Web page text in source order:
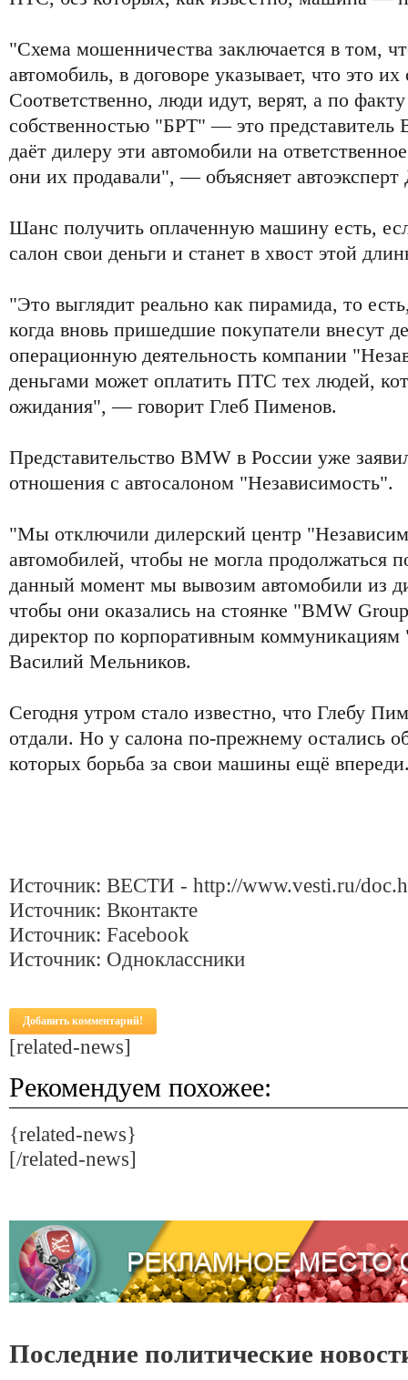
"Схема мошенничества заключается в том,
автомобиль, в договоре указывает, что это их
Соответственно, люди идут, верят, а по
собственностью "БРТ" — это представитель
даёт дилеру эти автомобили на
они их продавали", — объясняет
Шанс получить оплаченную машину есть,
салон свои деньги и станет в хвост этой
"Это выглядит реально как пирамида, то
когда вновь пришедшие покупатели внесут
операционную деятельность компании
деньгами может оплатить ПТС тех людей,
ожидания", — говорит Глеб Пименов.
Представительство BMW в России уже
отношения с автосалоном "Независимость".
"Мы отключили дилерский центр
автомобилей, чтобы не могла продолжаться
данный момент мы вывозим автомобили из
чтобы они оказались на стоянке "BMW
директор по корпоративным
Василий Мельников.
Сегодня утром стало известно, что Глебу
отдали. Но у салона по-прежнему остались
которых борьба за свои машины ещё
Источник: ВЕСТИ - http://www.vesti.ru/
Источник: Вконтакте
Источник: Facebook
Источник: Одноклассники
Добавить комментарий!
[related-news]
Рекомендуем похожее:
{related-news}
[/related-news]
Последние политические